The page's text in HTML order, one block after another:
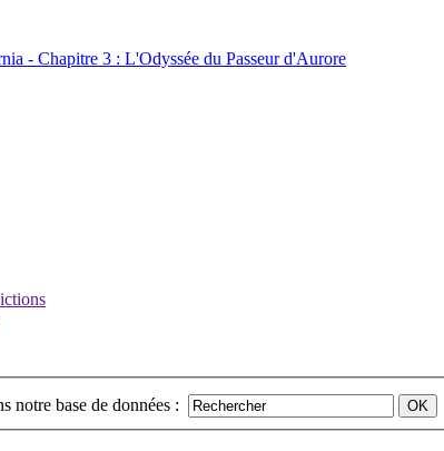
- Chapitre 3 : L'Odyssée du Passeur d'Aurore
notre base de données :